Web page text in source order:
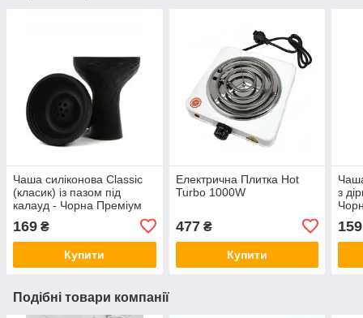
Чаша силіконова Classic
(класик) із пазом під
калауд - Чорна Преміум
169 ₴
Купити
Електрична Плитка Hot
Turbo 1000W
477₴
Купити
з
159
Подібні товари компанії